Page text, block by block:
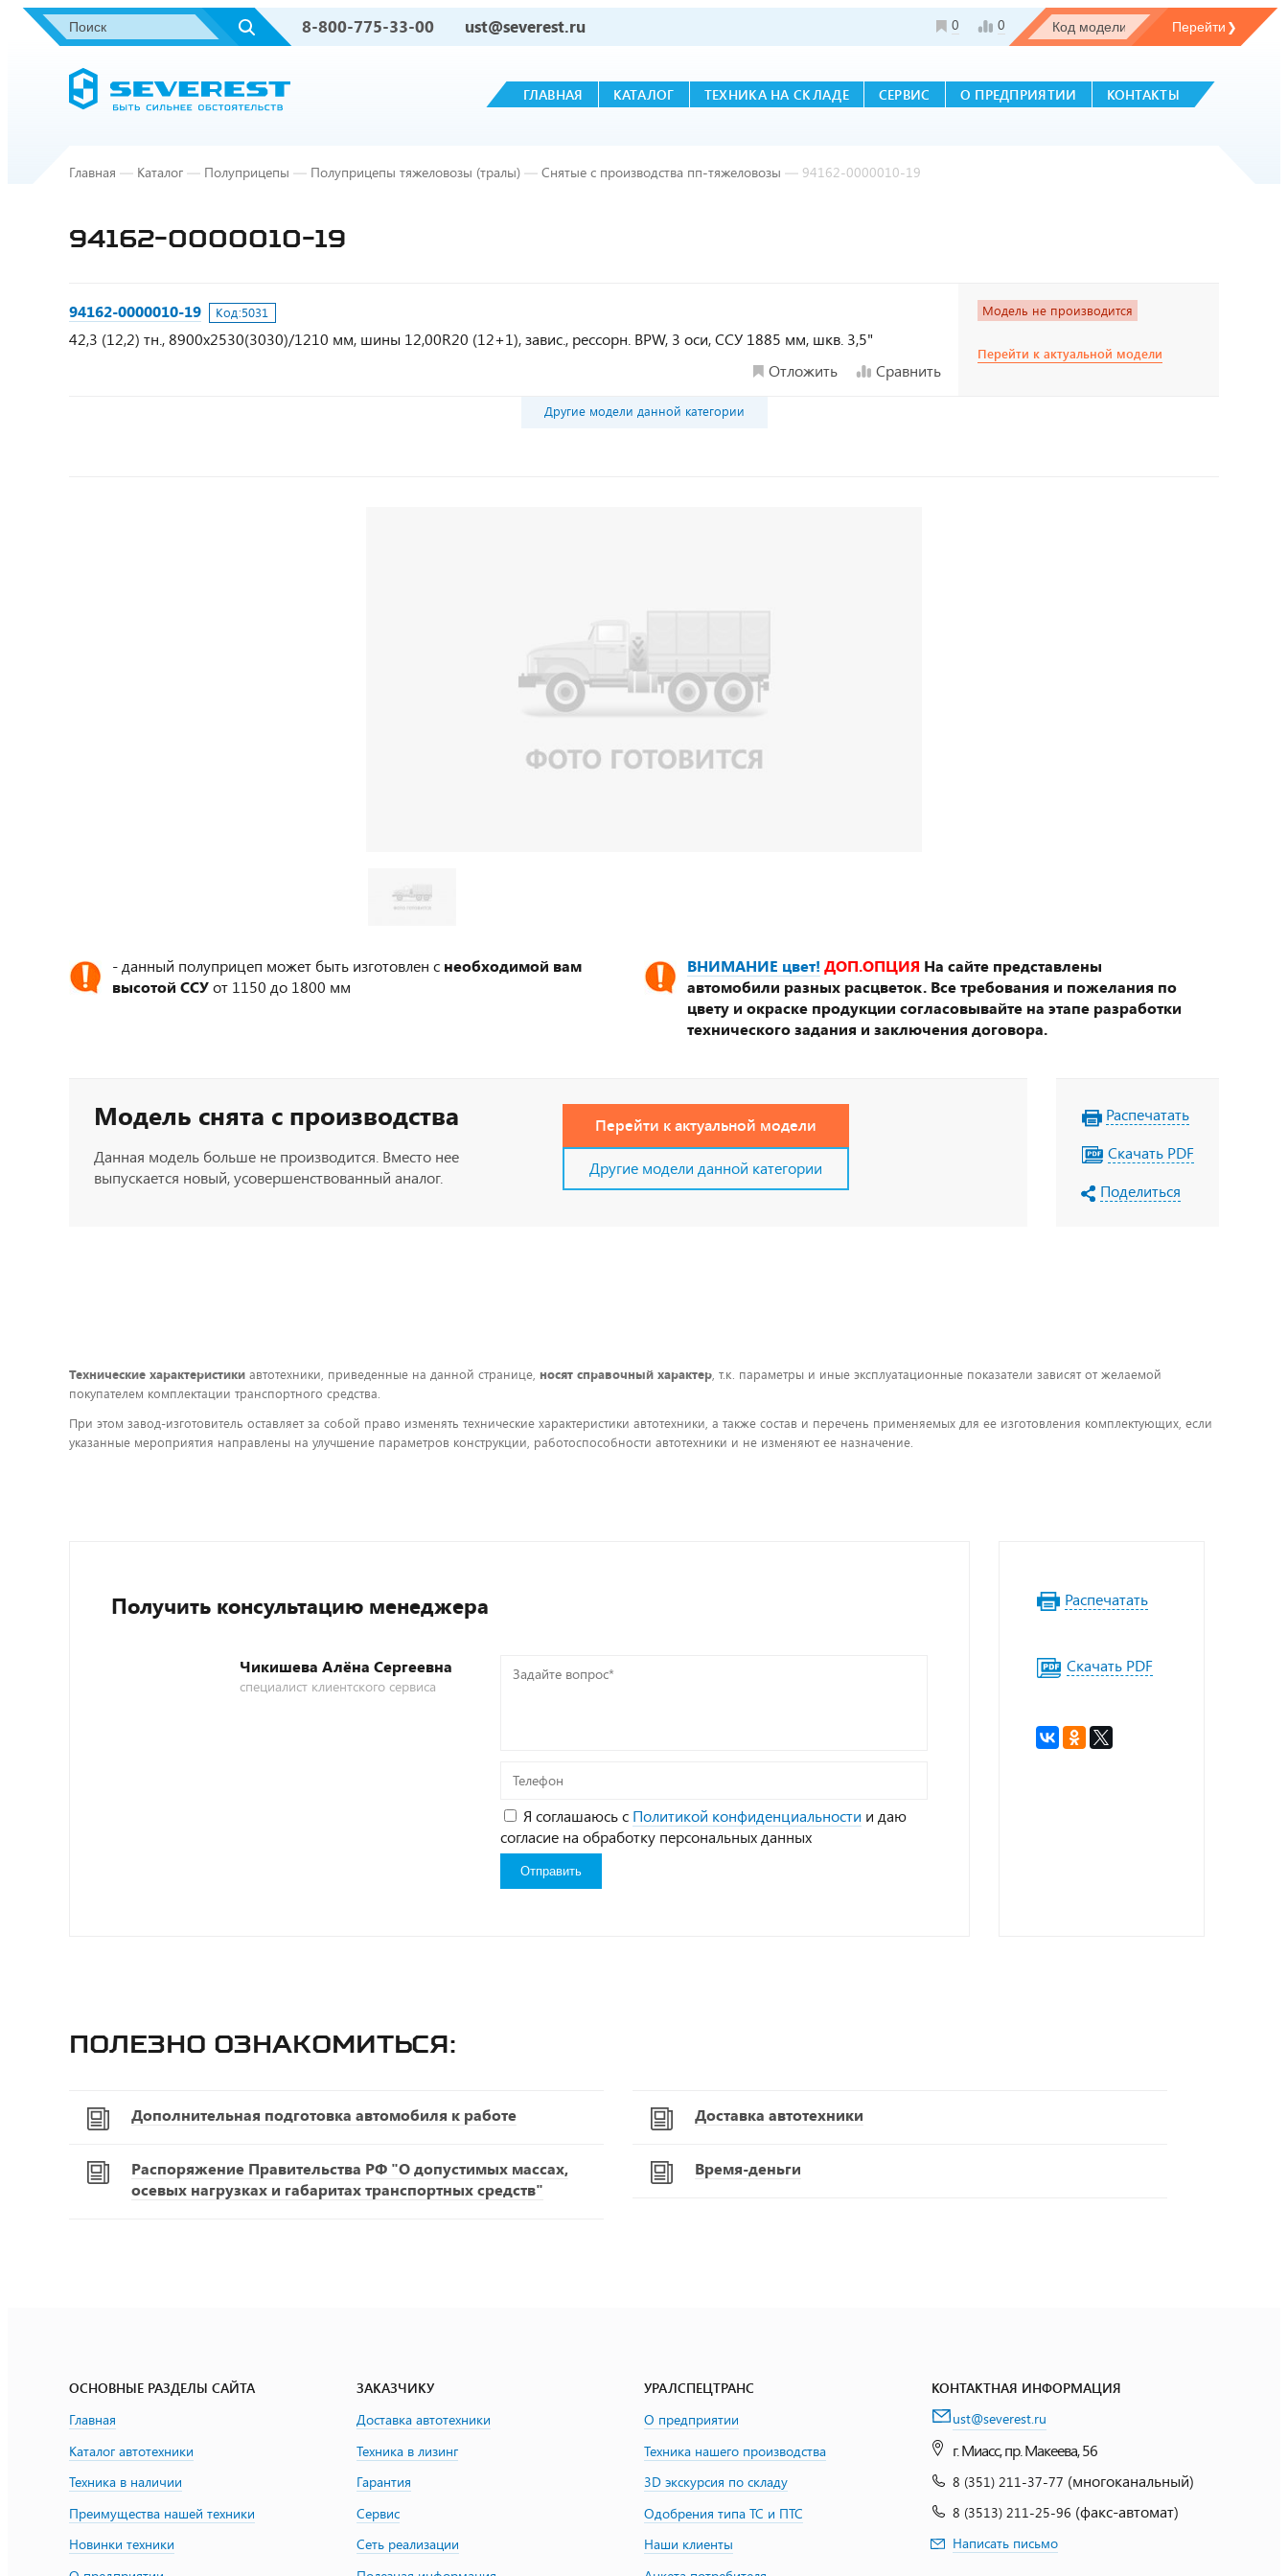
8-800-775-33-00 ust@severest.ru 0 0
ГЛАВНАЯ КАТАЛОГ ТЕХНИКА НА СКЛАДЕ СЕРВИС О ПРЕДПРИЯТИИ КОНТАКТЫ
Главная — Каталог — Полуприцепы — Полуприцепы тяжеловозы (тралы) — Снятые с производства пп-тяжеловозы — 94162-0000010-19
94162-0000010-19
94162-0000010-19 Код:5031
42,3 (12,2) тн., 8900х2530(3030)/1210 мм, шины 12,00R20 (12+1), завис., рессорн. BPW, 3 оси, ССУ 1885 мм, шкв. 3,5"
Отложить
Сравнить
Модель не производится
Перейти к актуальной модели
Другие модели данной категории
- данный полуприцеп может быть изготовлен с необходимой вам
высотой ССУот 1150 до 1800 мм
ВНИМАНИЕ цвет! ДОП.ОПЦИЯ На сайте представлены
автомобили разных расцветок. Все требования и пожелания по
цвету и окраске продукции согласовывайте на этапе разработки
технического задания и заключения договора.
Модель снята с производства
Данная модель больше не производится. Вместо нее
выпускается новый, усовершенствованный аналог.
Перейти к актуальной модели
Другие модели данной категории
Распечатать
Скачать PDF
Поделиться
Технические характеристики автотехники, приведенные на данной странице, носят справочный характер, т.к. параметры и иные эксплуатационные показатели зависят от желаемой
покупателем комплектации транспортного средства.
При этом завод-изготовитель оставляет за собой право изменять технические характеристики автотехники, а также состав и перечень применяемых для ее изготовления комплектующих, если
указанные мероприятия направлены на улучшение параметров конструкции, работоспособности автотехники и не изменяют ее назначение.
Получить консультацию менеджера
Чикишева Алёна Сергеевна
специалист клиентского сервиса
Задайте
Телефон
Я соглашаюсь с Политикой конфиденциальности и даю
согласие на обработку персональных данных
Распечатать
Скачать PDF
Полезно ознакомиться:
Дополнительная подготовка автомобиля к работе Доставка автотехники
Распоряжение Правительства РФ "О допустимых массах,
осевых нагрузках и габаритах транспортных средств"
Время-деньги
ОСНОВНЫЕ РАЗДЕЛЫ САЙТА
Главная
Каталог автотехники
Техника в наличии
Преимущества нашей техники
Новинки техники
ЗАКАЗЧИКУ
Доставка автотехники
Техника в лизинг
Гарантия
Сервис
Сеть реализации
УРАЛСПЕЦТРАНС
О предприятии
Техника нашего производства
3D экскурсия по складу
Одобрения типа ТС и ПТС
Наши клиенты
КОНТАКТНАЯ ИНФОРМАЦИЯ
ust@severest.ru
г. Миасс, пр. Макеева, 56
8 (351) 211-37-77 (многоканальный)
8 (3513) 211-25-96 (факс-автомат)
Написать письмо